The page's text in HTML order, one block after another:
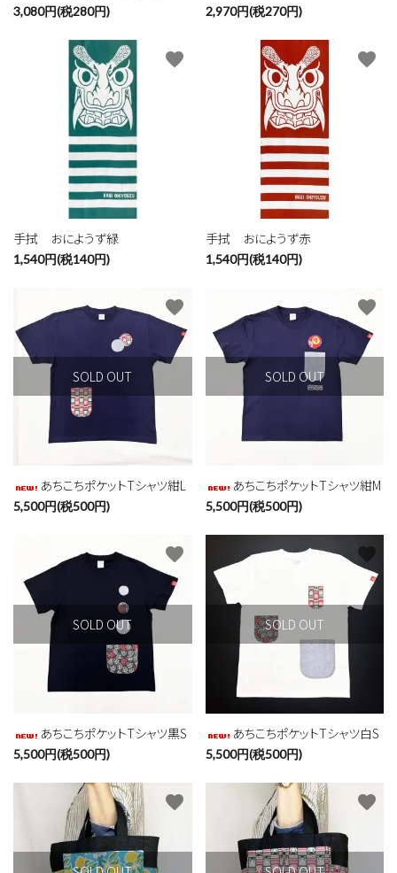
3,080円(税280円) 2,970円(税270円)
手拭 おにようず緑
1,540円(税140円)
favorite
手拭 おにようず赤
1,540円(税140円)
favorite
SOLD OUT
あちこちポケットTシャツ紺L
5,500円(税500円)
favorite
SOLD OUT
あちこちポケットTシャツ紺M
5,500円(税500円)
favorite
SOLD OUT
あちこちポケットTシャツ黒S
5,500円(税500円)
favorite
SOLD OUT
あちこちポケットTシャツ白S
5,500円(税500円)
favorite
favorite favorite
キーワード